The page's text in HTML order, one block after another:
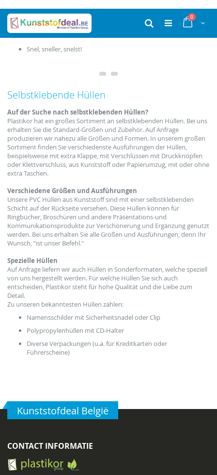
Ga
naar
inhoud
Cart
0producten
Zoek
Snel, sneller, snelst!
Selbstklebende Hüllen
Auf der Suche nach selbstklebenden Hüllen?
Plastikor hat ein großes Sortiment an selbstklebenden Hüllen. Bei uns
erhalten Sie die Standard-Größen und Zubehör. Auf Anfrage
produzieren wir nahezu alle Größen und Formen. In unserem großen
Sortiment finden Sie verschiedenste Ausführungen der Hüllen,
beispielsweise mit extra Klappe, mit Verschlüssen mit Druckknöpfen
oder Klettverschluss, aus Kunststoff oder Papierumzug, mit oder ohne
extra Taschen.
Verschiedene Größen und Ausführungen
Unsere PVC Hüllen aus Kunststoffsind mit einerselbstklebenden
Schichtauf der Rückseiteversehen. Diese Hüllen können für
Ringbücher , Broschüren und andere Präsentations-und
Kommunikationsproduktezur Verschönerung und Ergänzung genutzt
werden. Bei uns erhalten Sie alleGrößen und Ausführungen , denn Ihr
Wunsch, "ist unser Befehl."
Spezielle Hüllen
Auf Anfrage liefern wir auch Hüllen in Sonderformaten, welche speziell
von uns hergestellt werden. Für welche Hüllen Sie sich auch
entscheiden, Plastikor steht für hohe Qualität und die Liebe zum
Detail.
Zu unseren bekanntesten Hüllen zählen:
Namensschilder mit Sicherheitsnadel oder Clip
Polypropylenhüllen mit CD-Halter
Diverse Verpackungen (u.a. für Kreditkarten oder
Führerscheine)
Kunststofdeal België
CONTACT INFORMATIE